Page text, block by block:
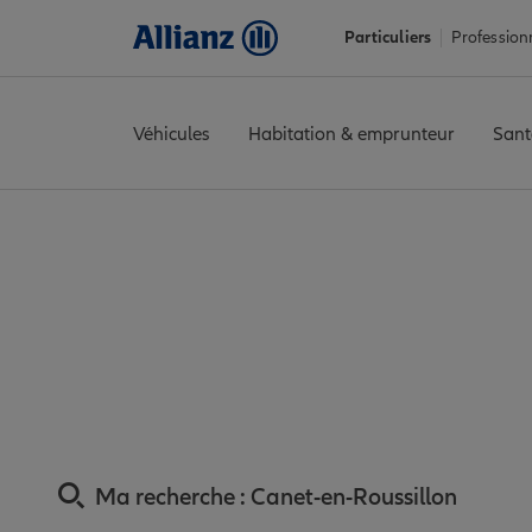
Particuliers
Véhicules Habitation & emprunteur
Ma recherche : Canet-en-Roussillon